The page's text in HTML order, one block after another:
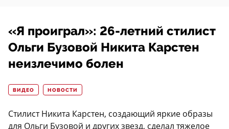
«Я проиграл»: 26-летний стилист
Ольги Бузовой Никита Карстен
неизлечимо болен
ВИДЕО НОВОСТИ
Стилист Никита Карстен, создающий яркие образы
для Ольги Бузовой и других звезд, сделал тяжелое